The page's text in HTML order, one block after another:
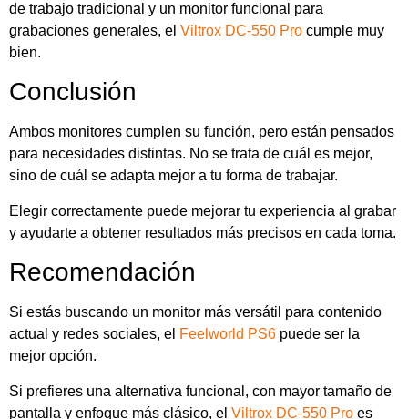
de trabajo tradicional y un monitor funcional para
grabaciones generales, el Viltrox DC-550 Pro cumple muy
bien.
Conclusión
Ambos monitores cumplen su función, pero están pensados
para necesidades distintas. No se trata de cuál es mejor,
sino de cuál se adapta mejor a tu forma de trabajar.
Elegir correctamente puede mejorar tu experiencia al grabar
y ayudarte a obtener resultados más precisos en cada toma.
Recomendación
Si estás buscando un monitor más versátil para contenido
actual y redes sociales, el Feelworld PS6 puede ser la
mejor opción.
Si prefieres una alternativa funcional, con mayor tamaño de
pantalla y enfoque más clásico, el Viltrox DC-550 Pro es